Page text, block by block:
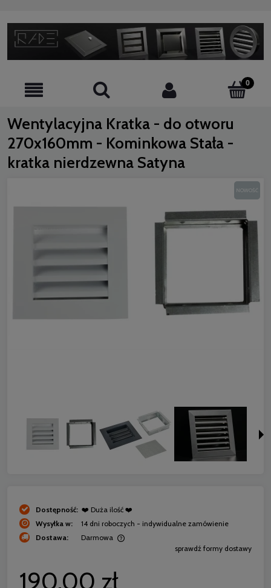
Wentylacyjna Kratka - do otworu
270x160mm - Kominkowa Stała -
kratka nierdzewna Satyna
NOWOŚĆ
Dostępność: ❤️ Duża ilość ❤️
Wysyłka w:
14 dni roboczych - indywidualne zamówienie
Dostawa:
Darmowa
Cena nie zawiera ewentualnych kosztów płatnościsprawdź formy dostawy
190,00 zł